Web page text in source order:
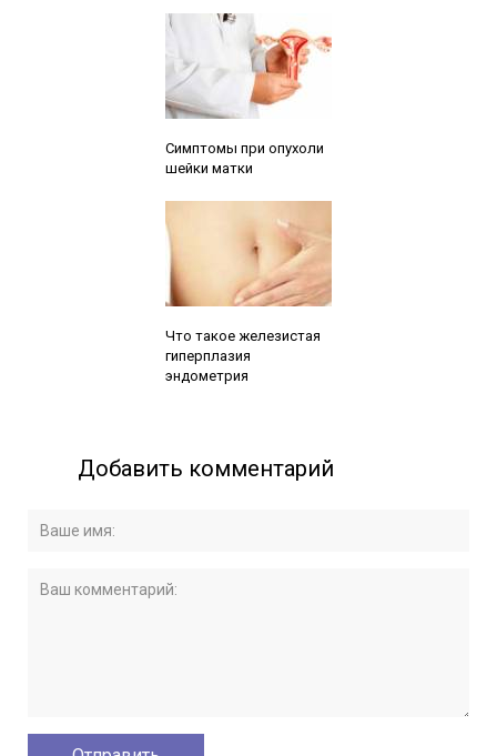
Симптомы при опухоли
шейки матки
Что такое железистая
гиперплазия
эндометрия
Добавить комментарий